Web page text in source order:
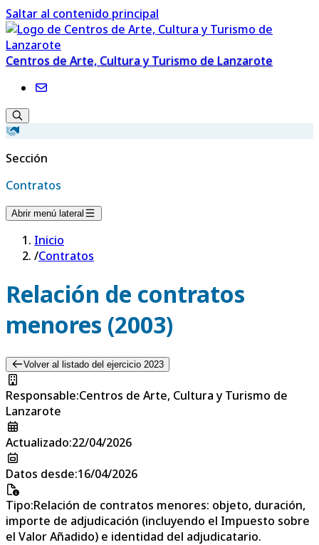
Saltar al contenido principal
Centros de Arte, Cultura y Turismo de Lanzarote
Sección
Contratos
Abrir menú lateral
Inicio
/Contratos
Relación de contratos
menores (2003)
Volver al listado del ejercicio 2023
Responsable:Centros de Arte, Cultura y Turismo de
Lanzarote
Actualizado:22/04/2026
Datos desde:16/04/2026
Tipo:Relación de contratos menores: objeto, duración,
importe de adjudicación (incluyendo el Impuesto sobre
el Valor Añadido) e identidad del adjudicatario.